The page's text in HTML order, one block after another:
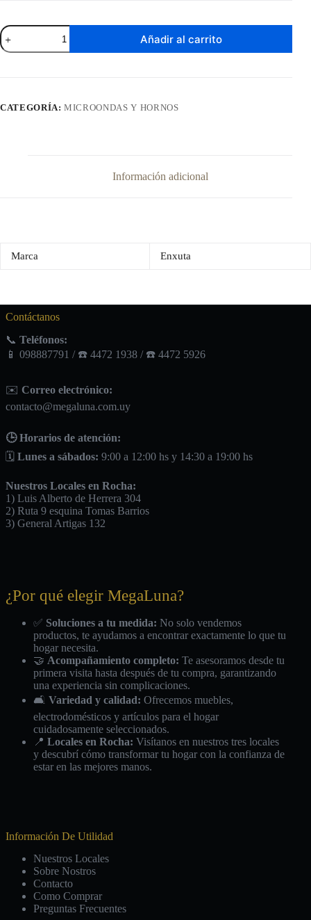
Horno
Electrico
Enxuta
HENX032N
cantidad
Añadir al carrito
CATEGORÍA:MICROONDAS Y HORNOS
Información adicional
Marca Enxuta
Contáctanos
📞 Teléfonos:
📱 098887791 / ☎️ 4472 1938 / ☎️ 4472 5926
✉️ Correo electrónico:
contacto@megaluna.com.uy
🕒 Horarios de atención:
🗓️ Lunes a sábados: 9:00 a 12:00 hs y 14:30 a 19:00 hs
Nuestros Locales en Rocha:
1) Luis Alberto de Herrera 304
2) Ruta 9 esquina Tomas Barrios
3) General Artigas 132
¿Por qué elegir MegaLuna?
✅ Soluciones a tu medida: No solo vendemos
productos, te ayudamos a encontrar exactamente lo que tu
hogar necesita.
🤝 Acompañamiento completo: Te asesoramos desde tu
primera visita hasta después de tu compra, garantizando
una experiencia sin complicaciones.
🛋️ Variedad y calidad: Ofrecemos muebles,
electrodomésticos y artículos para el hogar
cuidadosamente seleccionados.
📍 Locales en Rocha: Visítanos en nuestros tres locales
y descubrí cómo transformar tu hogar con la confianza de
estar en las mejores manos.
Información De Utilidad
Nuestros Locales
Sobre Nostros
Contacto
Como Comprar
Preguntas Frecuentes